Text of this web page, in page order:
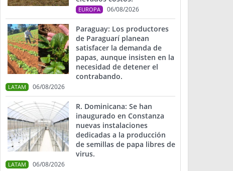
EUROPA 06/08/2026
Paraguay: Los productores
de Paraguarí planean
satisfacer la demanda de
papas, aunque insisten en la
necesidad de detener el
contrabando.
LATAM 06/08/2026
R. Dominicana: Se han
inaugurado en Constanza
nuevas instalaciones
dedicadas a la producción
de semillas de papa libres de
virus.
LATAM 06/08/2026